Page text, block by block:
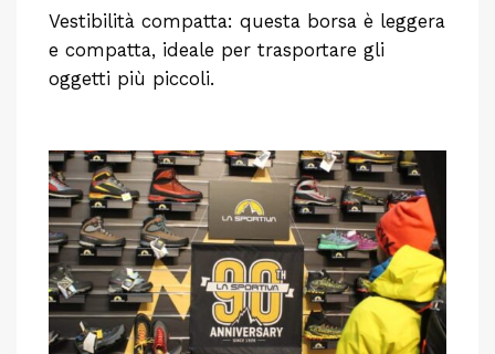
Vestibilità compatta: questa borsa è leggera
e compatta, ideale per trasportare gli
oggetti più piccoli.